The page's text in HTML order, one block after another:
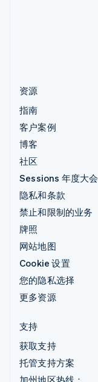
资源
指南
客户案例
博客
社区
Sessions 年度大会
隐私和条款
禁止和限制的业务
牌照
网站地图
Cookie 设置
您的隐私选择
更多资源
支持
获取支持
托管支持方案
加州地区热线：